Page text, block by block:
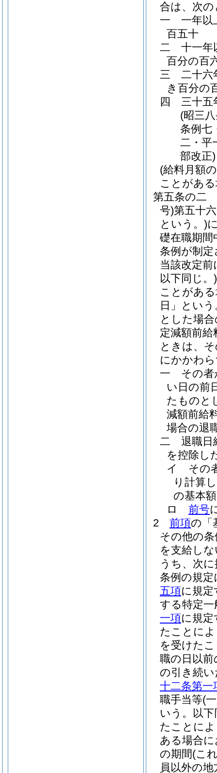
合は、次
一
一年以
百五十
二
十一年
百分の百
三
二十六
き百分の
四
三十五
(昭三
条例七
二・平
部改正)
(給料月額
ことがあ
第五条の二
号)第五十
という。)
礎在職期間
条例が制
当該改定
以下同じ。)
ことがあ
日」という
とした場
定減額前
ときは、
にかかわ
一
その
い日の前
たものと
減額前給
場合の退
二
退職日
を控除し
イ
その
り計算
の基本
ロ
前号
2
前項の「
その他の
を支給し
うち、次
条例の規
五項に規
する特定一
一項に規
たことに
を受けた
職の日以
の引き続
十二条第一
職手当等(
いう。以下
たことに
ある場合
の期間(こ
員以外の